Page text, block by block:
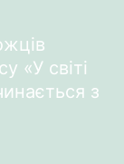
«У світі
з